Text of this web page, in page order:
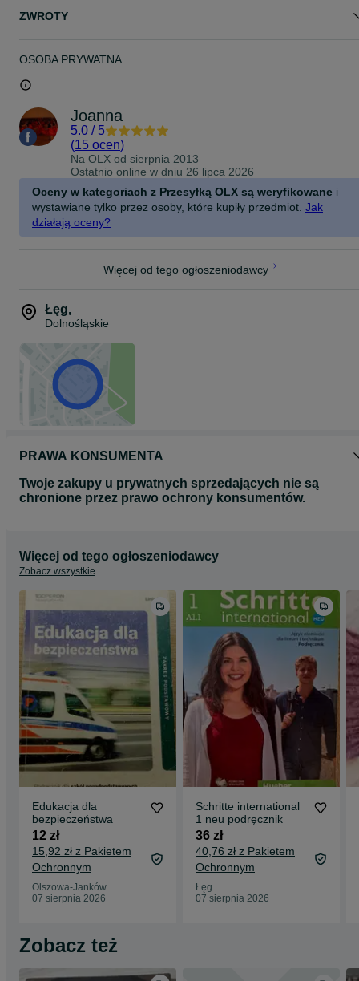
ZWROTY
OSOBA PRYWATNA
Joanna
5.0 / 5
(15 ocen)
Na OLX od sierpnia 2013
Ostatnio online w dniu 26 lipca 2026
Oceny w kategoriach z Przesyłką OLX są weryfikowane i
wystawiane tylko przez osoby, które kupiły przedmiot. Jak
działają oceny?
Więcej od tego ogłoszeniodawcy
Łęg,
Dolnośląskie
PRAWA KONSUMENTA
Twoje zakupy u prywatnych sprzedających nie są
chronione przez prawo ochrony konsumentów.
Więcej od tego ogłoszeniodawcy
Zobacz wszystkie
Edukacja dla
bezpieczeństwa
12 zł
15,92 zł z Pakietem
Ochronnym
Olszowa-Janków
07 sierpnia 2026
Schritte international
1 neu podręcznik
36 zł
40,76 zł z Pakietem
Ochronnym
Łęg
07 sierpnia 2026
Zobacz też